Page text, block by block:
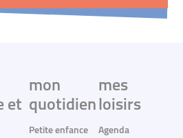
et
mon
quotidien
Petite enfance
mes
loisirs
Agenda